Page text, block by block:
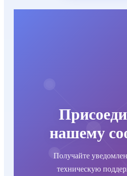
нашему
Получайте
техническую